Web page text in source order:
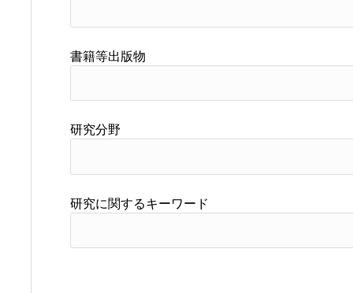
書籍等出版物
研究分野
研究に関するキーワード